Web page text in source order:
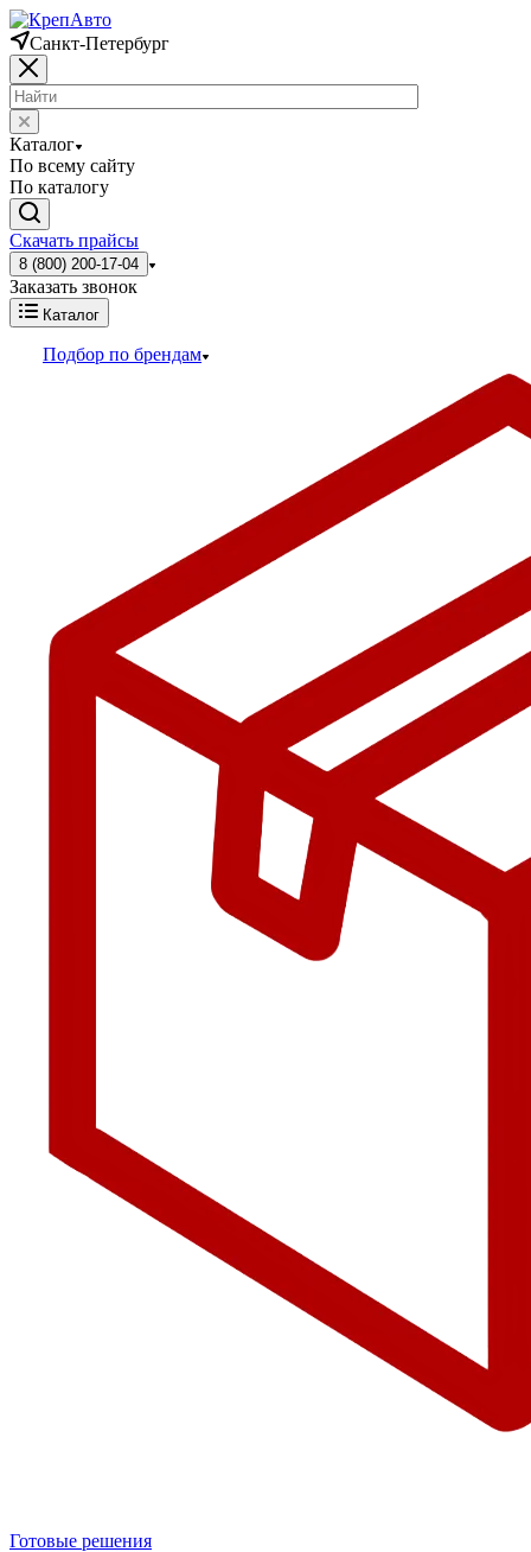
Санкт-Петербург
Каталог
По всему сайту
По каталогу
Скачать прайсы
8 (800) 200-17-04
Заказать звонок
Каталог
Подбор по брендам
Готовые решения